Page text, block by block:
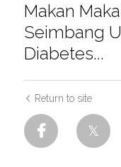
Makan
Seimbang
Diabetes...
Return to site